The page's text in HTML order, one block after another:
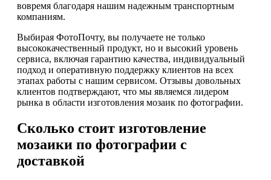
вовремя благодаря нашим надежным транспортным
компаниям.
Выбирая ФотоПочту, вы получаете не только
высококачественный продукт, но и высокий уровень
сервиса, включая гарантию качества, индивидуальный
подход и оперативную поддержку клиентов на всех
этапах работы с нашим сервисом. Отзывы довольных
клиентов подтверждают, что мы являемся лидером
рынка в области изготовления мозаик по фотографии.
Сколько стоит изготовление
мозаики по фотографии с
доставкой